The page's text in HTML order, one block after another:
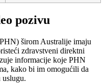
pozivu
PHN) širom Australije imaju
ći zdravstveni direktni
informacije koje PHN
, kako bi im omogućili da
uslugu.